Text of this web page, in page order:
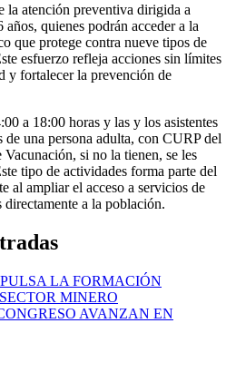
la atención preventiva dirigida a
años, quienes podrán acceder a la
que protege contra nueve tipos de
esfuerzo refleja acciones sin límites
y fortalecer la prevención de
a 18:00 horas y las y los asistentes
de una persona adulta, con CURP del
si no la tienen, se les
tipo de actividades forma parte del
al ampliar el acceso a servicios de
a la población.
LA FORMACIÓN
MINERO
AVANZAN EN